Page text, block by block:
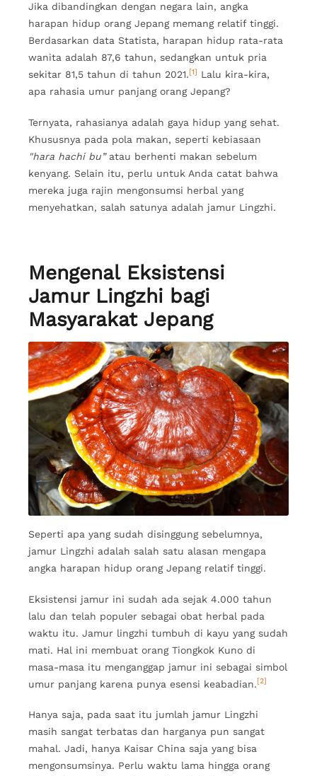
Jika dibandingkan dengan negara lain, angka
harapan hidup orang Jepang memang relatif tinggi.
Berdasarkan data Statista, harapan hidup rata-rata
wanita adalah 87,6 tahun, sedangkan untuk pria
sekitar 81,5 tahun di tahun 2021. [1] Lalu kira-kira,
apa rahasia umur panjang orang Jepang?
Ternyata, rahasianya adalah gaya hidup yang sehat.
Khususnya pada pola makan, seperti kebiasaan
"hara hachi bu” atau berhenti makan sebelum
kenyang. Selain itu, perlu untuk Anda catat bahwa
mereka juga rajin mengonsumsi herbal yang
menyehatkan, salah satunya adalah jamur Lingzhi.
Mengenal Eksistensi
Jamur Lingzhi bagi
Masyarakat Jepang
Seperti apa yang sudah disinggung sebelumnya,
jamur Lingzhi adalah salah satu alasan mengapa
angka harapan hidup orang Jepang relatif tinggi.
Eksistensi jamur ini sudah ada sejak 4.000 tahun
lalu dan telah populer sebagai obat herbal pada
waktu itu. Jamur lingzhi tumbuh di kayu yang sudah
mati. Hal ini membuat orang Tiongkok Kuno di
masa-masa itu menganggap jamur ini sebagai simbol
umur panjang karena punya esensi keabadian. [2]
Hanya saja, pada saat itu jumlah jamur Lingzhi
masih sangat terbatas dan harganya pun sangat
mahal. Jadi, hanya Kaisar China saja yang bisa
mengonsumsinya. Perlu waktu lama hingga orang